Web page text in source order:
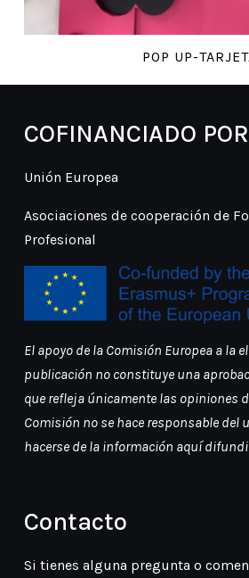
POP UP-
COFINANCIADO POR
Unión Europea
Asociaciones de cooperación de
Profesional
El apoyo de la Comisión Europea a la
publicación no constituye una
que refleja únicamente las opiniones
Comisión no se hace responsable del
hacerse de la información aquí
Contacto
Si tienes alguna pregunta o